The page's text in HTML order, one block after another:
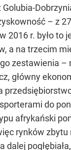
– z
2016 r. było to
a na trzecim
zestawienia –
główny
do
afrykański
rynków zbytu